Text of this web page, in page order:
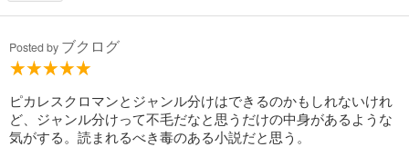
Posted by ブクログ
ピカレスクロマンとジャンル分けはできるのかもしれないけれ
ど、ジャンル分けって不毛だなと思うだけの中身があるような
気がする。読まれるべき毒のある小説だと思う。